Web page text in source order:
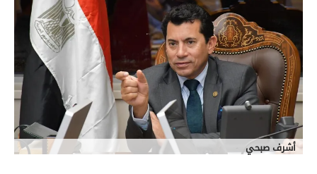
أشرف صبحي